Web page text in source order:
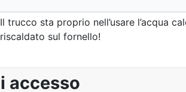
sta proprio nell’usare l’acqua
sul fornello!
accesso